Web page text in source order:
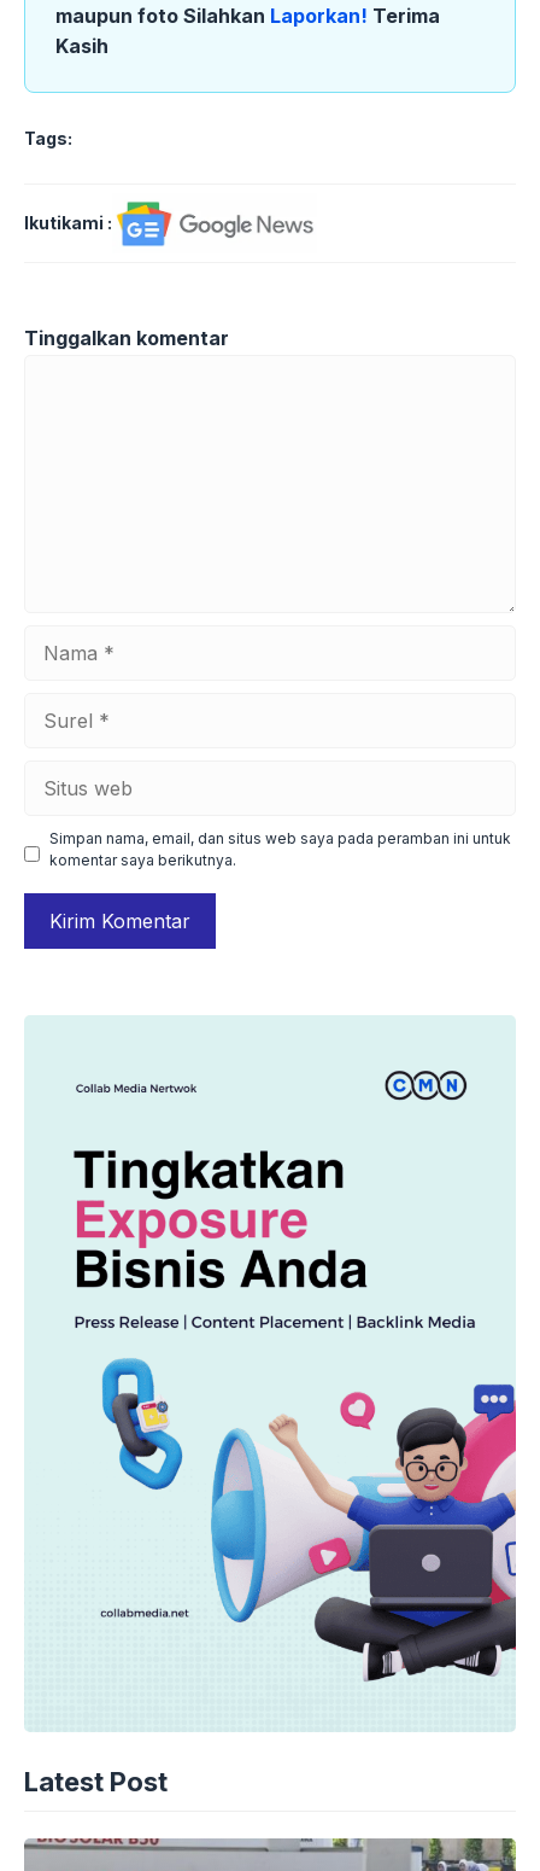
maupun foto Silahkan Laporkan! Terima
Kasih
Tags:
Ikutikami :
Tinggalkan komentar
Simpan nama, email, dan situs web saya pada peramban ini untuk
komentar saya berikutnya.
Latest Post